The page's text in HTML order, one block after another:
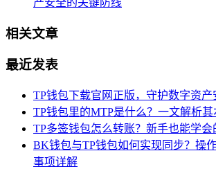
相关文章
最近发表
TP钱包下载官网正版，守护数字资
TP钱包里的MTP是什么？一文解析
TP多签钱包怎么转账？新手也能学会
BK钱包与TP钱包如何实现同步？操
事项详解